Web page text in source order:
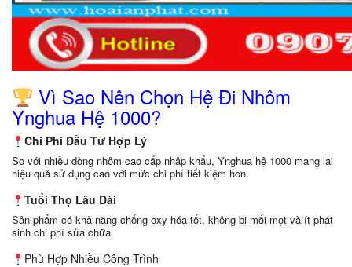
Vì Sao Nên Chọn Hệ Đi Nhôm
Ynghua Hệ 1000?
Chi Phí Đầu Tư Hợp Lý
So với nhiều dòng nhôm cao cấp nhập khẩu, Ynghua hệ 1000 mang lại
hiệu quả sử dụng cao với mức chi phí tiết kiệm hơn.
Tuổi Thọ Lâu Dài
Sản phẩm có khả năng chống oxy hóa tốt, không bị mối mọt và ít phát
sinh chi phí sửa chữa.
Phù Hợp Nhiều Công Trình